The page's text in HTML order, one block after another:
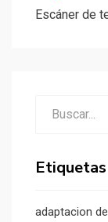
Escáner de
Etiquetas
adaptacion